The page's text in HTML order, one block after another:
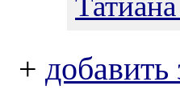
+ добавить